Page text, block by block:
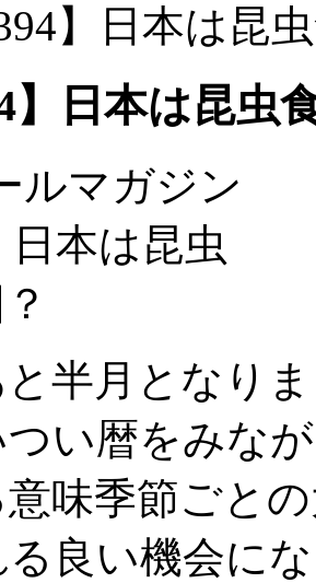
】日本は昆
】日本は昆虫
半月となり
つい暦をみな
味季節ごと
良い機会に